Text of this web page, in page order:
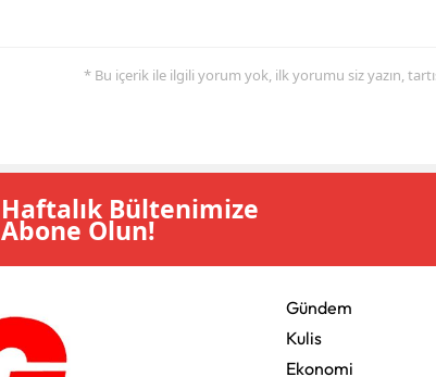
* Bu içerik ile ilgili yorum yok, ilk yorumu siz yazın,
Haftalık Bültenimize
Abone Olun!
Gündem
Kulis
Ekonomi